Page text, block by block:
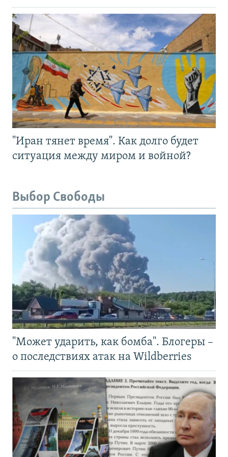
"Иран тянет время". Как долго будет
ситуация между миром и войной?
Выбор Свободы
"Может ударить, как бомба". Блогеры –
о последствиях атак на Wildberries